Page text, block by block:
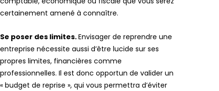
certainement amené à connaître.
Se poser des limites.Envisager de reprendre une
entreprise nécessite aussi d’être lucide sur ses
propres limites, financières comme
professionnelles. Il est donc opportun de valider un
« budget de reprise », qui vous permettra d’éviter